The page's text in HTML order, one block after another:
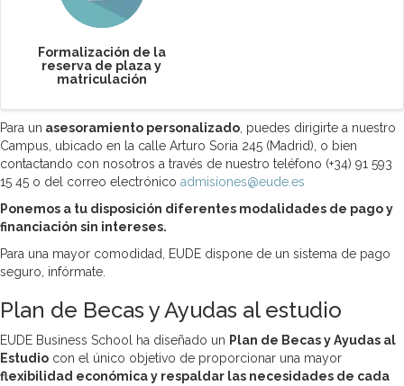
Formalización de la
reserva de plaza y
matriculación
Para un asesoramiento personalizado , puedes dirigirte a nuestro
Campus, ubicado en la calle Arturo Soria 245 (Madrid), o bien
contactando con nosotros a través de nuestro teléfono (+34) 91 593
15 45 o del correo electrónico admisiones@eude.es
Ponemos a tu disposición diferentes modalidades de pago y
financiación sin intereses.
Para una mayor comodidad, EUDE dispone de un sistema de pago
seguro, infórmate.
Plan de Becas y Ayudas al estudio
EUDE Business School ha diseñado un Plan de Becas y Ayudas al
Estudio con el único objetivo de proporcionar una mayor
flexibilidad económica y respaldar las necesidades de cada